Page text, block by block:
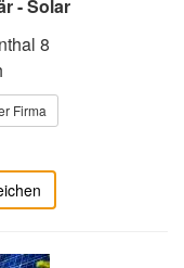
- Solar
8
Firma